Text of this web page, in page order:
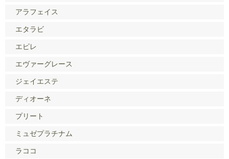
アラフェイス
エタラビ
エピレ
エヴァーグレース
ジェイエステ
ディオーネ
プリート
ミュゼプラチナム
ラココ